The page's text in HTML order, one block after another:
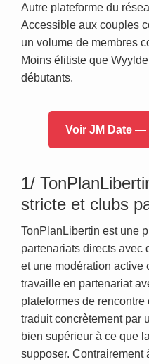
Autre plateforme du
Accessible aux couples
un volume de membres
Moins élitiste que
débutants.
Voir JM Date
1/
stricte et clubs
TonPlanLibertin est une
partenariats directs avec
et une modération active
travaille en partenariat
plateformes de
traduit concrètement par
bien supérieur à ce que
supposer. Contrairement